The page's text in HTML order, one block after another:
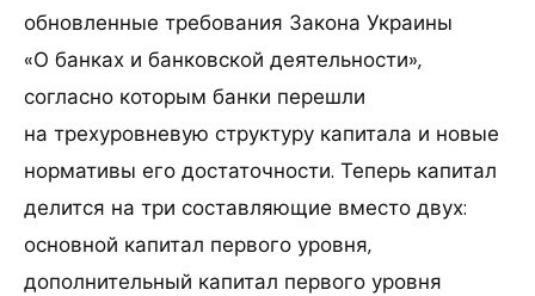
обновленные требования Закона Украины
«О банках и банковской деятельности»,
согласно которым банки перешли
на трехуровневую структуру капитала и новые
нормативы его достаточности. Теперь капитал
делится на три составляющие вместо двух:
основной капитал первого уровня,
дополнительный капитал первого уровня